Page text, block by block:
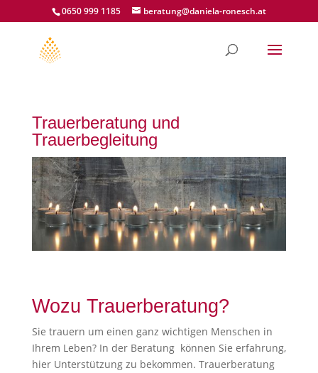
0650 999 1185 beratung@daniela-ronesch.at
Trauerberatung und
Trauerbegleitung
Wozu Trauerberatung?
Sie trauern um einen ganz wichtigen Menschen in
Ihrem Leben? In der Beratung können Sie erfahrung,
hier Unterstützung zu bekommen. Trauerberatung